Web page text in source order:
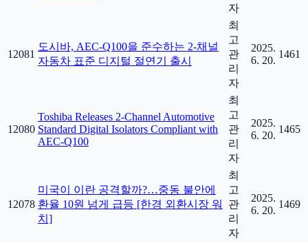
자
12081
도시바, AEC-Q100을 준수하는 2-채널
자동차 표준 디지털 절연기 출시
최
고
관
리
자
2025.
6. 20.
1461
12080
Toshiba Releases 2-Channel Automotive
Standard Digital Isolators Compliant with
AEC-Q100
최
고
관
리
자
2025.
6. 20.
1465
12078
미국이 이란 공격할까?…중동 불안에
환율 10원 넘게 급등 [한경 외환시장 워
치]
최
고
관
리
자
2025.
6. 20.
1469